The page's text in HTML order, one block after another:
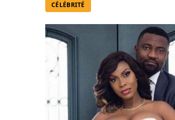
CÉLÉBRITÉ